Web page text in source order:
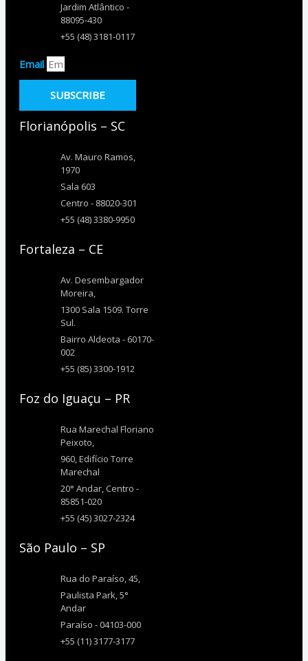
Jardim Atlântico -
88095-430
+55 (48) 3181-0117
Email
SUBSCRIBE
Florianópolis – SC
Av. Mauro Ramos,
1970
Sala 603
Centro - 88020-301
+55 (48) 3380-9950
Fortaleza – CE
Av. Desembargador
Moreira,
1300 Sala 1509. Torre
Sul.
Bairro Aldeota - 60170-
002
+55 (85) 3300-1912
Foz do Iguaçu – PR
Rua Marechal Floriano
Peixoto,
960, Edifício Torre
Marechal
20° Andar, Centro -
85851-020
+55 (45) 3027-2324
São Paulo – SP
Rua do Paraíso, 45,
Paulista Park, 5°
Andar
Paraíso - 04103-000
+55 (11) 3177-3177